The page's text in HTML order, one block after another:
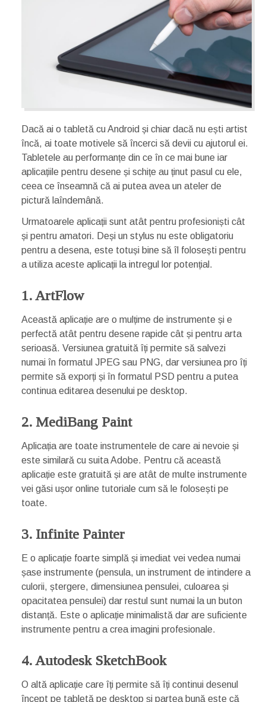
Dacă ai o tabletă cu Android și chiar dacă nu ești artist
încă, ai toate motivele să încerci să devii cu ajutorul ei.
Tabletele au performanțe din ce în ce mai bune iar
aplicațiile pentru desene și schițe au ținut pasul cu ele,
ceea ce înseamnă că ai putea avea un ateler de
pictură laîndemână.
Urmatoarele aplicații sunt atât pentru profesioniști cât
și pentru amatori. Deși un stylus nu este obligatoriu
pentru a desena, este totuși bine să îl folosești pentru
a utiliza aceste aplicații la intregul lor potențial.
1. ArtFlow
Această aplicație are o mulțime de instrumente și e
perfectă atât pentru desene rapide cât și pentru arta
serioasă. Versiunea gratuită îți permite să salvezi
numai în formatul JPEG sau PNG, dar versiunea pro îți
permite să exporți și în formatul PSD pentru a putea
continua editarea desenului pe desktop.
2. MediBang Paint
Aplicația are toate instrumentele de care ai nevoie și
este similară cu suita Adobe. Pentru că această
aplicație este gratuită și are atât de multe instrumente
vei găsi ușor online tutoriale cum să le folosești pe
toate.
3. Infinite Painter
E o aplicație foarte simplă și imediat vei vedea numai
șase instrumente (pensula, un instrument de intindere a
culorii, ștergere, dimensiunea pensulei, culoarea și
opacitatea pensulei) dar restul sunt numai la un buton
distanță. Este o aplicație minimalistă dar are suficiente
instrumente pentru a crea imagini profesionale.
4. Autodesk SketchBook
O altă aplicație care îți permite să îți continui desenul
încept pe tabletă pe desktop și partea bună este că